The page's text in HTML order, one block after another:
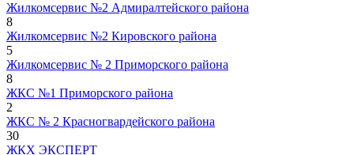
Жилкомсервис №2 Адмиралтейского района
8
Жилкомсервис №2 Кировского района
5
Жилкомсервис № 2 Приморского района
8
ЖКС №1 Приморского района
2
ЖКС № 2 Красногвардейского района
30
ЖКХ ЭКСПЕРТ